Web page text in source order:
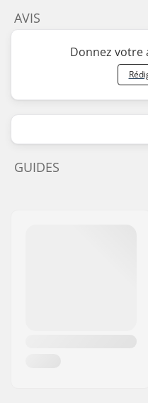
AVIS
Donnez votre
GUIDES